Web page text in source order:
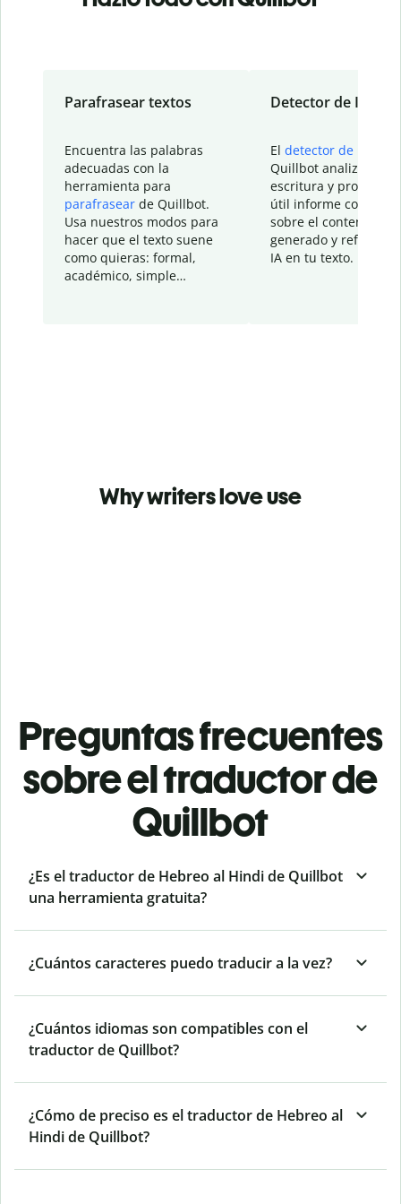
Parafrasear textos
Encuentra las palabras
adecuadas con la
herramienta para
parafrasear de Quillbot.
Usa nuestros modos para
hacer que el texto suene
como quieras: formal,
académico, simple…
Detector de IA
El detector de IA
Quillbot analiza tu
escritura y
útil informe con
sobre el contenido
generado y refinado
IA en tu texto.
Why writers love use
Preguntas frecuentes
sobre el traductor de
Quillbot
¿Es el traductor de Hebreo al Hindi de Quillbot
una herramienta gratuita?
¿Cuántos caracteres puedo traducir a la vez?
¿Cuántos idiomas son compatibles con el
traductor de Quillbot?
¿Cómo de preciso es el traductor de Hebreo al
Hindi de Quillbot?